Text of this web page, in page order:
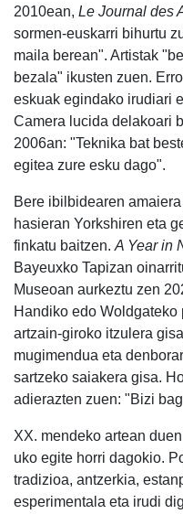
2010ean, Le Journal des
sormen-euskarri bihurtu
maila berean". Artistak
bezala" ikusten zuen.
eskuak egindako irudiari
Camera lucida delakoari
2006an: "Teknika bat
egitea zure esku dago".
Bere ibilbidearen
hasieran Yorkshiren eta
finkatu baitzen. A Year in
Bayeuxko Tapizan
Museoan aurkeztu zen
Handiko edo
artzain-giroko itzulera
mugimendua eta
sartzeko saiakera gisa.
adierazten zuen: "Bizi
XX. mendeko artean
uko egite horri dagokio.
tradizioa, antzerkia,
esperimentala eta irudi